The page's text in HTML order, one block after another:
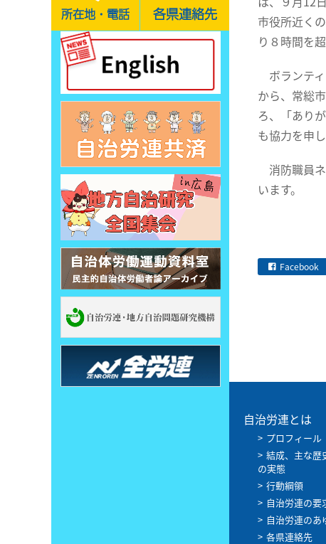
所在地・電話 各県連絡先
市役所近く
り８時間を
ボランテ
から、常総
ろ、「あり
も協力を申
消防職員
います。
Facebook
自治労連とは
プロフィール
結成、主な歴
の実態
行動綱領
自治労連の要
自治労連のあ
各県連絡先